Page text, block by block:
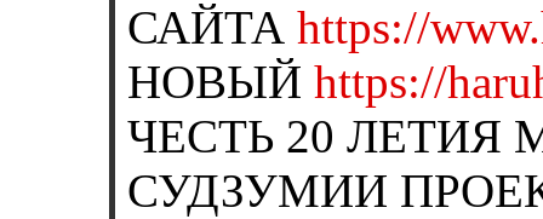
САЙТА https://
НОВЫЙ https://
ЧЕСТЬ 20
СУДЗУМИИ